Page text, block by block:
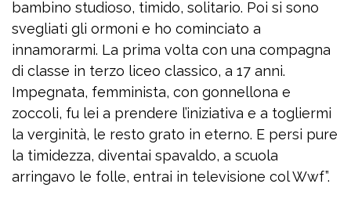
bambino studioso, timido, solitario. Poi si sono
svegliati gli ormoni e ho cominciato a
innamorarmi. La prima volta con una compagna
di classe in terzo liceo classico, a 17 anni.
Impegnata, femminista, con gonnellona e
zoccoli, fu lei a prendere l’iniziativa e a togliermi
la verginità, le resto grato in eterno. E persi pure
la timidezza, diventai spavaldo, a scuola
arringavo le folle, entrai in televisione col Wwf”.